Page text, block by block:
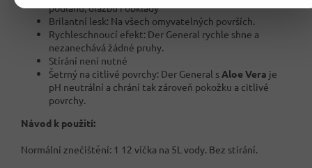
podlahu, dlažbu i obklady
Brilantní lesk: Na všech omyvatelných površích.
Rychleschnoucí efekt: Der General rychle shne a
nezanechává žádné pruhy.
Stírání není nutné
Šetrný na citlivé povrchy: Der General s Aloe Vera je
pH neutrální a chrání tak zároveň pokožku a citlivé
povrchy.
Návod k použití:
Normální znečištění: 1 12 víčka na 5L vody. Bez stírání.